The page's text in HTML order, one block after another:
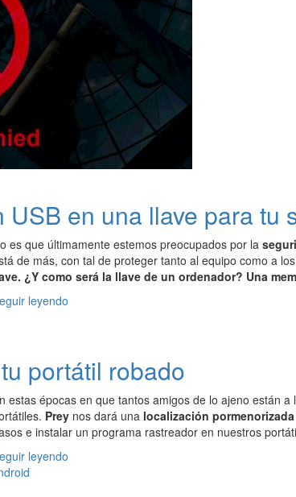
en una llave para tu
es que últimamente estemos preocupados por la
de más, con tal de proteger tanto al equipo como a
¿Y como será la llave de un ordenador? Una
leyendo
portátil robado
estas épocas en que tantos amigos de lo ajeno están
Prey nos dará una localización
e instalar un programa rastreador en nuestros
leyendo